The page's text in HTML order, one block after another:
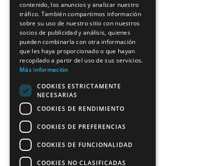
SPANISH
contenido, los anuncios y analizar nuestro
tráfico. También compartimos información
sobre su uso de nuestro sitio con nuestros
socios de publicidad y análisis, quienes
pueden combinarla con otra información
que les haya proporcionado o que hayan
recopilado a partir del uso de sus servicios.
Más información
COOKIES ESTRICTAMENTE
NECESARIAS
COOKIES DE RENDIMIENTO
COOKIES DE PREFERENCIAS
COOKIES DE FUNCIONALIDAD
COOKIES NO CLASIFICADAS